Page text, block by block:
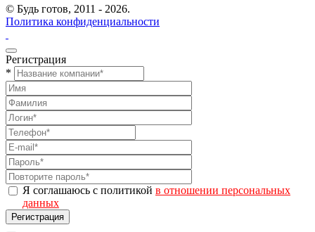
© Будь готов, 2011 - 2026.
Политика конфиденциальности
Регистрация
*
Я соглашаюсь с политикой в отношении персональных
данных
Регистрация